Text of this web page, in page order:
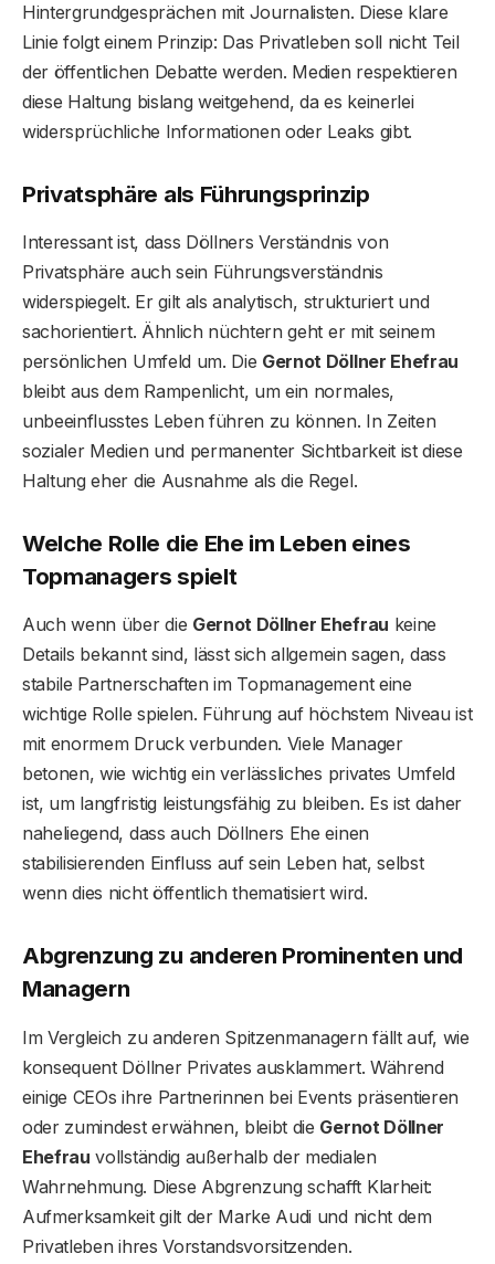
Hintergrundgesprächen mit Journalisten. Diese klare
Linie folgt einem Prinzip: Das Privatleben soll nicht Teil
der öffentlichen Debatte werden. Medien respektieren
diese Haltung bislang weitgehend, da es keinerlei
widersprüchliche Informationen oder Leaks gibt.
Privatsphäre als Führungsprinzip
Interessant ist, dass Döllners Verständnis von
Privatsphäre auch sein Führungsverständnis
widerspiegelt. Er gilt als analytisch, strukturiert und
sachorientiert. Ähnlich nüchtern geht er mit seinem
persönlichen Umfeld um. Die Gernot Döllner Ehefrau
bleibt aus dem Rampenlicht, um ein normales,
unbeeinflusstes Leben führen zu können. In Zeiten
sozialer Medien und permanenter Sichtbarkeit ist diese
Haltung eher die Ausnahme als die Regel.
Welche Rolle die Ehe im Leben eines
Topmanagers spielt
Auch wenn über die Gernot Döllner Ehefrau keine
Details bekannt sind, lässt sich allgemein sagen, dass
stabile Partnerschaften im Topmanagement eine
wichtige Rolle spielen. Führung auf höchstem Niveau ist
mit enormem Druck verbunden. Viele Manager
betonen, wie wichtig ein verlässliches privates Umfeld
ist, um langfristig leistungsfähig zu bleiben. Es ist daher
naheliegend, dass auch Döllners Ehe einen
stabilisierenden Einfluss auf sein Leben hat, selbst
wenn dies nicht öffentlich thematisiert wird.
Abgrenzung zu anderen Prominenten und
Managern
Im Vergleich zu anderen Spitzenmanagern fällt auf, wie
konsequent Döllner Privates ausklammert. Während
einige CEOs ihre Partnerinnen bei Events präsentieren
oder zumindest erwähnen, bleibt die Gernot Döllner
Ehefrau vollständig außerhalb der medialen
Wahrnehmung. Diese Abgrenzung schafft Klarheit:
Aufmerksamkeit gilt der Marke Audi und nicht dem
Privatleben ihres Vorstandsvorsitzenden.